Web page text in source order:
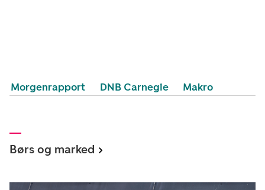
Morgenrapport DNB Carnegie Makro
Børs og marked